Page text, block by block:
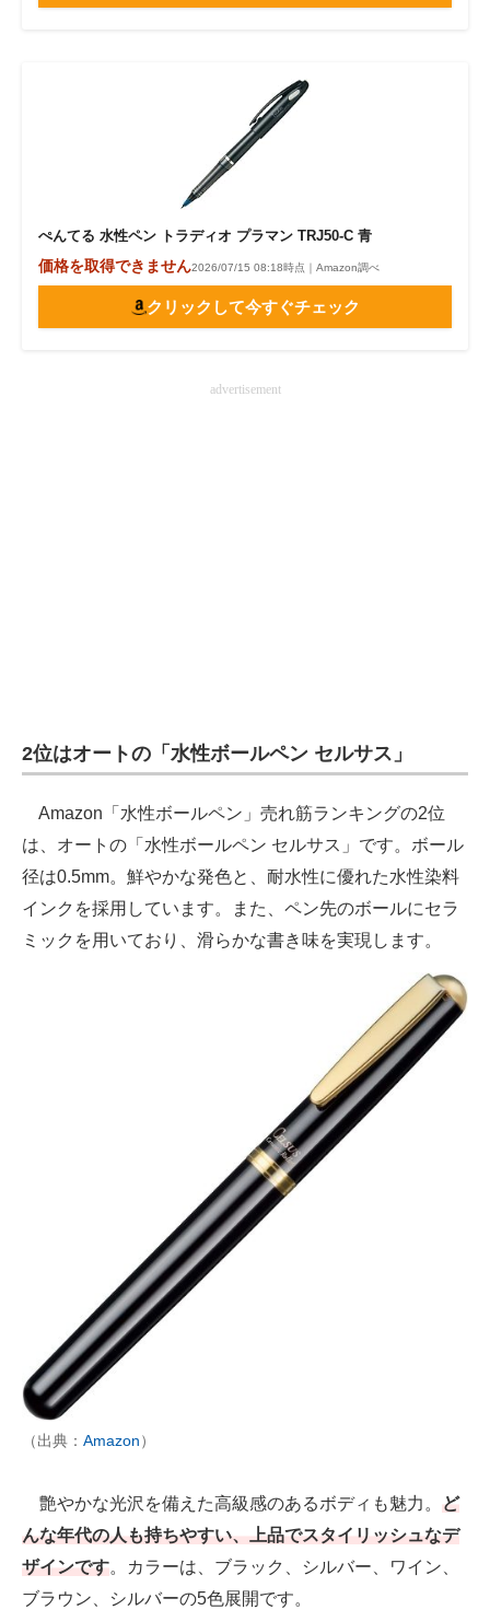
ぺんてる 水性ペン トラディオ プラマン TRJ50-C 青
価格を取得できません2026/07/15 08:18時点｜Amazon調べ
クリックして今すぐチェック
advertisement
2位はオートの「水性ボールペン セルサス」
Amazon「水性ボールペン」売れ筋ランキングの2位
は、オートの「水性ボールペン セルサス」です。ボール
径は0.5mm。鮮やかな発色と、耐水性に優れた水性染料
インクを採用しています。また、ペン先のボールにセラ
ミックを用いており、滑らかな書き味を実現します。
（出典： Amazon）
艶やかな光沢を備えた高級感のあるボディも魅力。 ど
んな年代の人も持ちやすい、上品でスタイリッシュなデ
ザインです。カラーは、ブラック、シルバー、ワイン、
ブラウン、シルバーの5色展開です。